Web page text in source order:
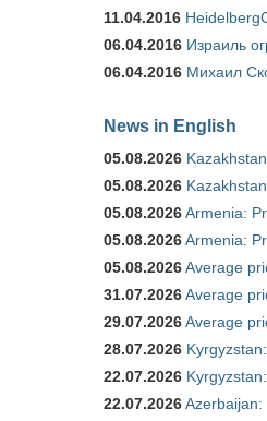
11.04.2016
06.04.2016 Израиль
06.04.2016 Михаил
News in English
05.08.2026
05.08.2026
05.08.2026Armenia:
05.08.2026Armenia:
05.08.2026Average
31.07.2026Average
29.07.2026Average
28.07.2026
22.07.2026
22.07.2026